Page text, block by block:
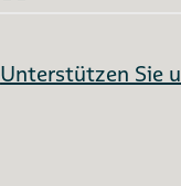
Unterstützen Sie